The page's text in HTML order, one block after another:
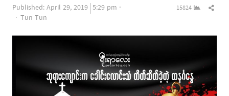
Published:April 29, 2019 5:29 pm
Author
Tun Tun
15824